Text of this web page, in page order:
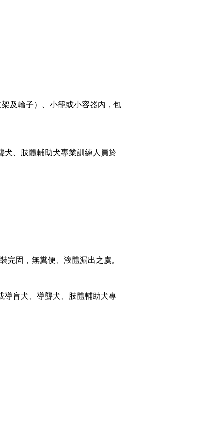
及輪子）、小籠或小容器內，包
犬、肢體輔助犬專業訓練人員於
固，無糞便、液體漏出之虞。
導盲犬、導聾犬、肢體輔助犬專